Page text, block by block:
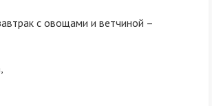
с овощами и ветчиной –